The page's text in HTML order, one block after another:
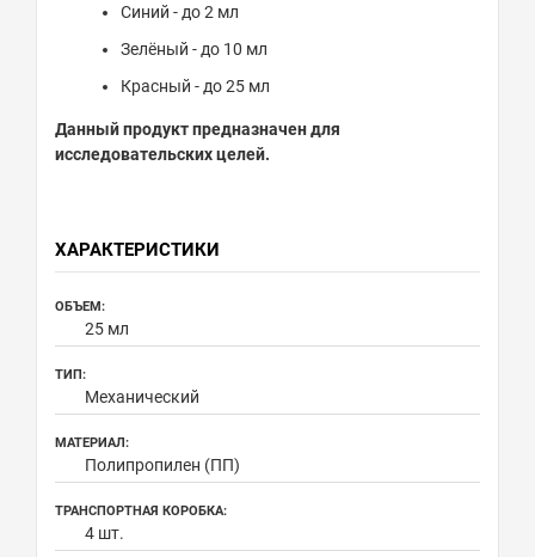
Синий - до 2 мл
Зелёный - до 10 мл
Красный - до 25 мл
Данный продукт предназначен для
исследовательских целей.
ХАРАКТЕРИСТИКИ
ОБЪЕМ:
25 мл
ТИП:
Механический
МАТЕРИАЛ:
Полипропилен (ПП)
ТРАНСПОРТНАЯ КОРОБКА:
4 шт.